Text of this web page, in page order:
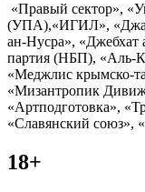
«Правый сектор»,
(УПА),«ИГИЛ»,
ан-Нусра», «Джебхат
партия (НБП), «Аль-
«Меджлис крымско-
«Мизантропик
«Артподготовка»,
«Славянский союз»,
18+